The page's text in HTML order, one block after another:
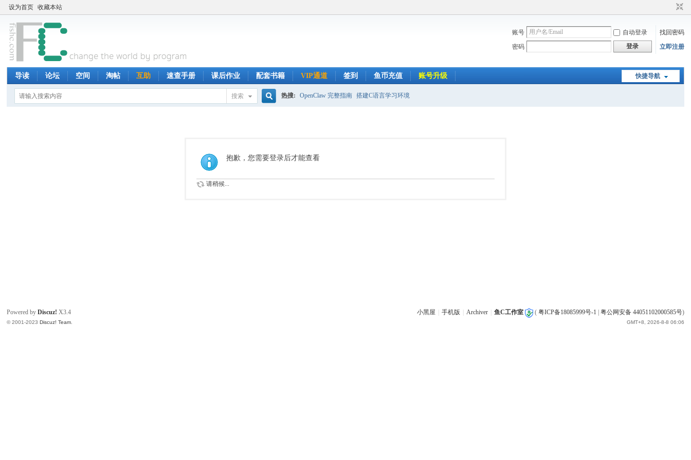
设为首页 收藏本站
账号 自动登录
找回密码
密码
登录 立即注册
快捷导航
导读 论坛 空间 淘帖 互助 速查手册 课后作业 配套书籍 VIP通道 签到 鱼币充值 账号升级
搜索
索
热搜: OpenClaw 完整指南 搭建C语言学习环境
抱歉，您需要登录后才能查看
请稍候...
小黑屋 手机版 Archiver 鱼C工作室 ( 粤ICP备18085999号-1 粤公网安备 44051102000585号)
GMT+8, 2026-8-8 06:06
Powered byDiscuz! X3.4
© 2001-2023Discuz! Team